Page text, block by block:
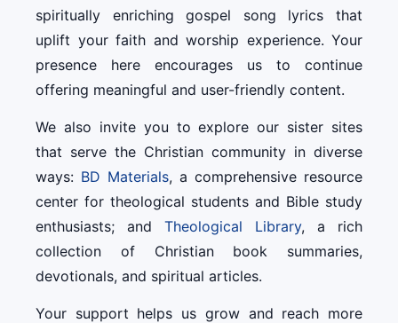
spiritually enriching gospel song lyrics that
uplift your faith and worship experience. Your
presence here encourages us to continue
offering meaningful and user-friendly content.
We also invite you to explore our sister sites
that serve the Christian community in diverse
ways: BD Materials, a comprehensive resource
center for theological students and Bible study
enthusiasts; and Theological Library, a rich
collection of Christian book summaries,
devotionals, and spiritual articles.
Your support helps us grow and reach more